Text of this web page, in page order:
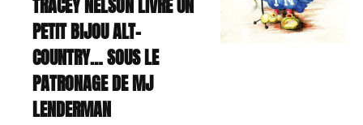
TRACEY NELSON LIVRE UN
PETIT BIJOU ALT-
COUNTRY… SOUS LE
PATRONAGE DE MJ
LENDERMAN